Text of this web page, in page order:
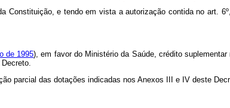
Constituição, e tendo em vista a autorização contida no art.
de 1995), em favor do Ministério da Saúde, crédito
parcial das dotações indicadas nos Anexos III e IV deste